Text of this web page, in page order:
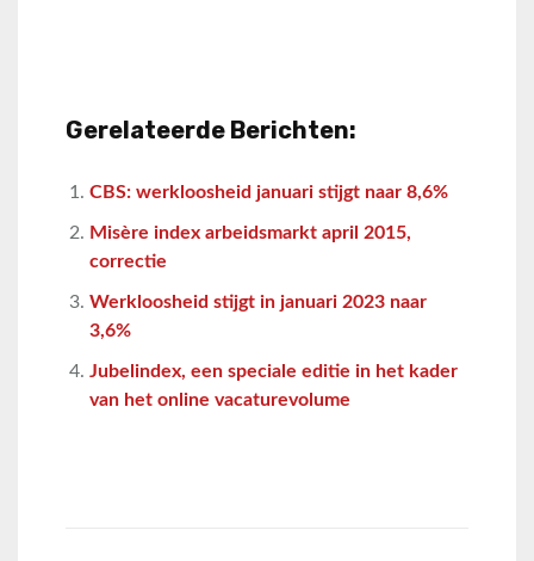
Gerelateerde Berichten:
CBS: werkloosheid januari stijgt naar 8,6%
Misère index arbeidsmarkt april 2015,
correctie
Werkloosheid stijgt in januari 2023 naar
3,6%
Jubelindex, een speciale editie in het kader
van het online vacaturevolume